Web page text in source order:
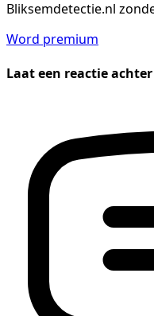
Bliksemdetectie.nl
Word premium
Laat een reactie achter